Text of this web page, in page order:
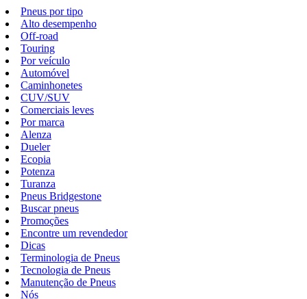
Pneus por tipo
Alto desempenho
Off-road
Touring
Por veículo
Automóvel
Caminhonetes
CUV/SUV
Comerciais leves
Por marca
Alenza
Dueler
Ecopia
Potenza
Turanza
Pneus Bridgestone
Buscar pneus
Promoções
Encontre um revendedor
Dicas
Terminologia de Pneus
Tecnologia de Pneus
Manutenção de Pneus
Nós